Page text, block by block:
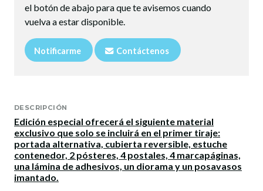
el botón de abajo para que te avisemos cuando
vuelva a estar disponible.
Notificarme Contáctenos
DESCRIPCIÓN
Edición especial ofrecerá el siguiente material
exclusivo que solo se incluirá en el primer tiraje:
portada alternativa, cubierta reversible, estuche
contenedor, 2 pósteres, 4 postales, 4 marcapáginas,
una lámina de adhesivos, un diorama y un posavasos
imantado.